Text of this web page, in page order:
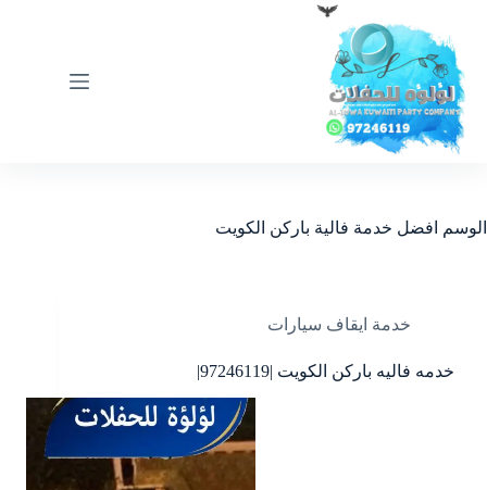
المحتوى
الوسم افضل خدمة فالية باركن الكويت
خدمة ايقاف سيارات
خدمه فاليه باركن الكويت |97246119|